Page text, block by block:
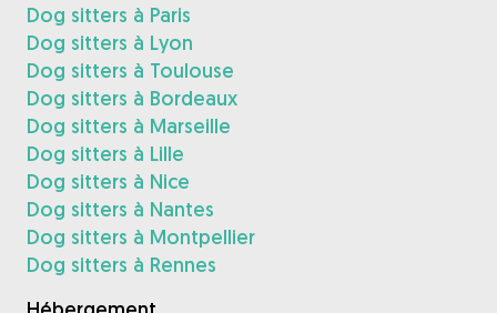
Dog sitters à Paris
Dog sitters à Lyon
Dog sitters à Toulouse
Dog sitters à Bordeaux
Dog sitters à Marseille
Dog sitters à Lille
Dog sitters à Nice
Dog sitters à Nantes
Dog sitters à Montpellier
Dog sitters à Rennes